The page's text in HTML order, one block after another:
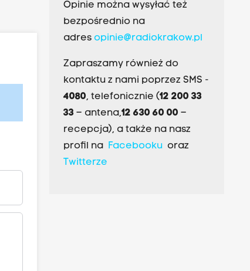
Opinie można wysyłać też
bezpośrednio na
adres opinie@radiokrakow.pl
Zapraszamy również do
kontaktu z nami poprzez SMS -
4080, telefonicznie (12 200 33
33– antena,12 630 60 00 –
recepcja), a także na nasz
profil na Facebookuoraz
Twitterze